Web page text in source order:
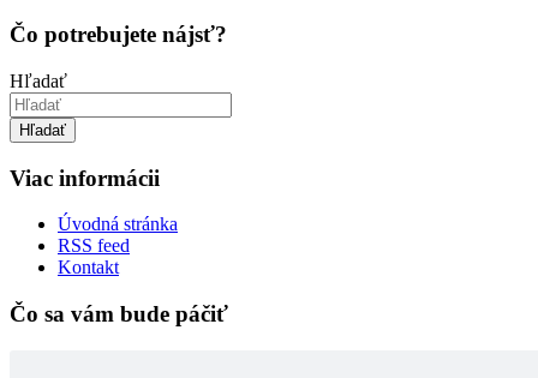
Čo potrebujete nájsť?
Hľadať
Hľadať
Viac informácii
Úvodná stránka
RSS feed
Kontakt
Čo sa vám bude páčiť